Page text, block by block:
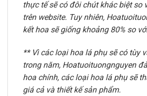
thực tế sẽ có đôi chút khác biệt so
trên website. Tuy nhiên,
kết hoa sẽ giống khoảng 80% so
** Vì các loại hoa lá phụ sẽ có tùy
trong năm, Hoatuoituongnguyen
hoa chính, các loại hoa lá phụ sẽ
giá cả và thiết kế sản phẩm.